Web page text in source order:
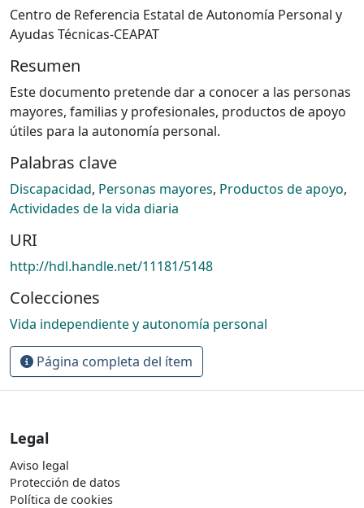
Centro de Referencia Estatal de Autonomía Personal y
Ayudas Técnicas-CEAPAT
Resumen
Este documento pretende dar a conocer a las personas
mayores, familias y profesionales, productos de apoyo
útiles para la autonomía personal.
Palabras clave
Discapacidad, Personas mayores, Productos de apoyo,
Actividades de la vida diaria
URI
http://hdl.handle.net/11181/5148
Colecciones
Vida independiente y autonomía personal
Página completa del ítem
Legal
Aviso legal
Protección de datos
Política de cookies